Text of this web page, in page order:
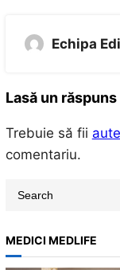
Echipa
Lasă un răspuns
Trebuie să fii
comentariu.
a
r
MEDICI MEDLIFE